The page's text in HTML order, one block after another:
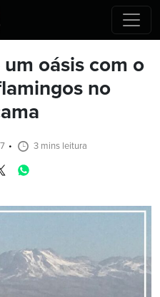
oásis com o
no
3 mins leitura